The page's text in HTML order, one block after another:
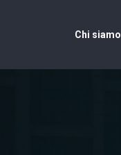
Chi siamo